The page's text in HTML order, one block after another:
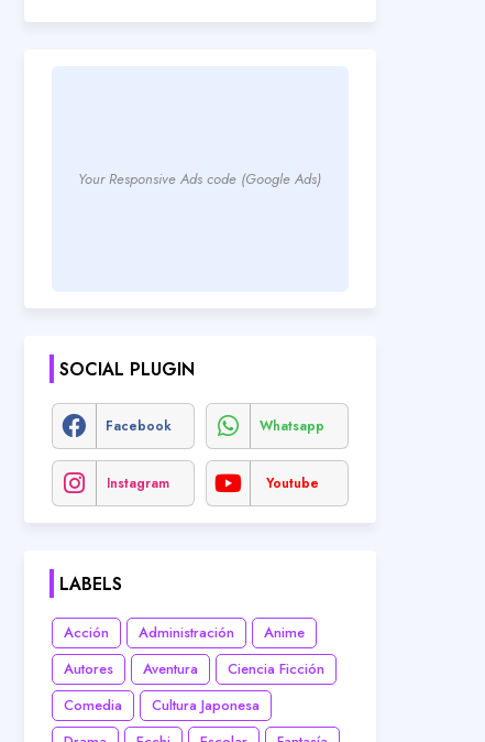
Your Responsive Ads code (Google Ads)
SOCIAL PLUGIN
Facebook Whatsapp
Instagram Youtube
LABELS
Acción Administración
Anime
Autores
Aventura
Ciencia Ficción
Comedia
Cultura Japonesa